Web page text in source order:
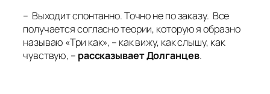
– Выходит спонтанно. Точно не по заказу. Все
получается согласно теории, которую я образно
называю «Три как», – как вижу, как слышу, как
чувствую, – рассказывает Долганцев.